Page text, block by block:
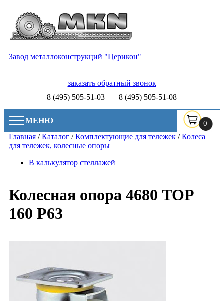
Завод металлоконструкций "Церикон"
заказать обратный звонок
8 (495) 505-51-03
8 (495) 505-51-08
0
МЕНЮ
Главная /Каталог /Комплектующие для тележек /Колеса
для тележек, колесные опоры
В калькулятор стеллажей
Колесная опора 4680 TOP
160 P63